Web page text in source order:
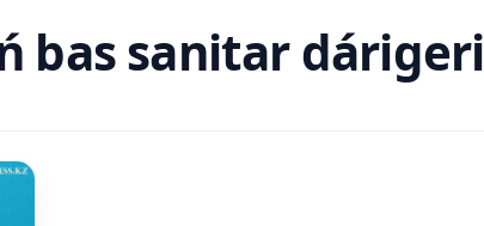
bas sanitar dárigeri